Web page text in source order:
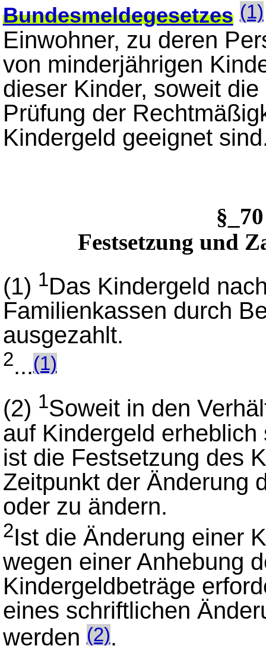
Bundesmeldegesetzes (1)
Einwohner, zu deren
von minderjährigen
dieser Kinder, soweit
Prüfung der
Kindergeld geeignet
Festsetzung und
(1) 1Das Kindergeld
Familienkassen durch
ausgezahlt.
2...(1)
(2) 1Soweit in den
auf Kindergeld
ist die Festsetzung des
Zeitpunkt der Änderung
oder zu ändern.
2Ist die Änderung einer
wegen einer Anhebung
Kindergeldbeträge
eines schriftlichen
werden(2).